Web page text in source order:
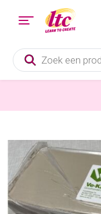
Producten
zoeken